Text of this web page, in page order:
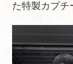
た特製カプチ